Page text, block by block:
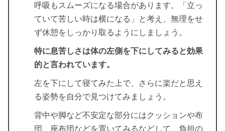
呼吸もスムーズになる場合があります。「立っ
ていて苦しい時は横になる」と考え、無理をせ
ず休憩をしっかり取るようにしましょう。
特に息苦しさは体の左側を下にしてみると効果
的と言われています。
左を下にして寝てみた上で、さらに楽だと思え
る姿勢を自分で見つけてみましょう。
背中や脚など不安定な部分にはクッションや布
団、座布団などを置いてみるなどして、負担の